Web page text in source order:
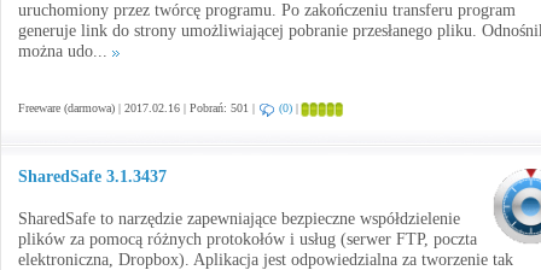
uruchomiony przez twórcę programu. Po zakończeniu transferu program
generuje link do strony umożliwiającej pobranie przesłanego pliku.
można udo...
Freeware (darmowa) | 2017.02.16 | Pobrań: 501 | (0) |
SharedSafe 3.1.3437
SharedSafe to narzędzie zapewniające bezpieczne współdzielenie
plików za pomocą różnych protokołów i usług (serwer FTP, poczta
elektroniczna, Dropbox). Aplikacja jest odpowiedzialna za tworzenie tak